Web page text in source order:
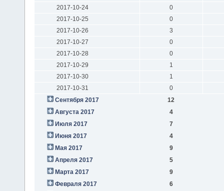
2017-10-24
0
2017-10-25
0
2017-10-26
3
2017-10-27
0
2017-10-28
0
2017-10-29
1
2017-10-30
1
2017-10-31
0
Сентября 2017
12
Августа 2017
4
Июля 2017
7
Июня 2017
4
Мая 2017
9
Апреля 2017
5
Марта 2017
9
Февраля 2017
6